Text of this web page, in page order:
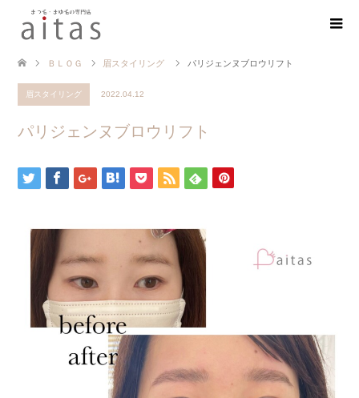
ＢＬＯＧ 眉スタイリング パリジェンヌブロウリフト
眉スタイリング 2022.04.12
パリジェンヌブロウリフト